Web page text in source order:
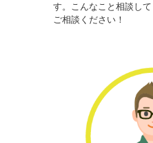
す。こんなこと相談し
ご相談ください！